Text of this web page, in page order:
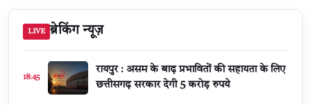
LIVE ब्रेकिंग न्यूज़
18:45
रायपुर : असम के बाढ़ प्रभावितों की सहायता के लिए
छत्तीसगढ़ सरकार देगी 5 करोड़ रुपये